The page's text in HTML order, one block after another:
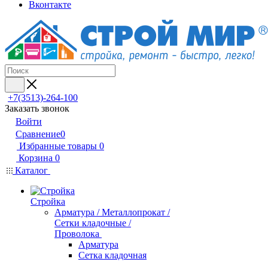
Вконтакте
+7(3513)-264-100
Заказать звонок
Войти
Сравнение0
Избранные товары 0
Корзина 0
Каталог
Стройка
Арматура / Металлопрокат /
Сетки кладочные /
Проволока
Арматура
Сетка кладочная